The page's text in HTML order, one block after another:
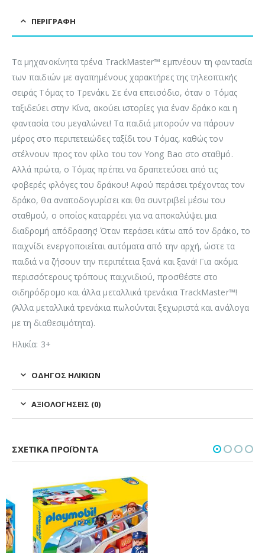
ΠΕΡΙΓΡΑΦΉ
Τα μηχανοκίνητα τρένα TrackMaster™ εμπνέουν τη φαντασία
των παιδιών με αγαπημένους χαρακτήρες της τηλεοπτικής
σειράς Τόμας το Τρενάκι. Σε ένα επεισόδιο, όταν ο Τόμας
ταξιδεύει στην Κίνα, ακούει ιστορίες για έναν δράκο και η
φαντασία του μεγαλώνει! Τα παιδιά μπορούν να πάρουν
μέρος στο περιπετειώδες ταξίδι του Τόμας, καθώς τον
στέλνουν προς τον φίλο του τον Yong Bao στο σταθμό.
Αλλά πρώτα, ο Τόμας πρέπει να δραπετεύσει από τις
φοβερές φλόγες του δράκου! Αφού περάσει τρέχοντας τον
δράκο, θα αναποδογυρίσει και θα συντριβεί μέσω του
σταθμού, ο οποίος καταρρέει για να αποκαλύψει μια
διαδρομή απόδρασης! Όταν περάσει κάτω από τον δράκο, το
παιχνίδι ενεργοποιείται αυτόματα από την αρχή, ώστε τα
παιδιά να ζήσουν την περιπέτεια ξανά και ξανά! Για ακόμα
περισσότερους τρόπους παιχνιδιού, προσθέστε στο
σιδηρόδρομο και άλλα μεταλλικά τρενάκια TrackMaster™!
(Άλλα μεταλλικά τρενάκια πωλούνται ξεχωριστά και ανάλογα
με τη διαθεσιμότητα).
Ηλικία: 3+
ΟΔΗΓΌΣ ΗΛΙΚΙΏΝ
ΑΞΙΟΛΟΓΉΣΕΙΣ (0)
ΣΧΕΤΙΚΆ ΠΡΟΪΌΝΤΑ